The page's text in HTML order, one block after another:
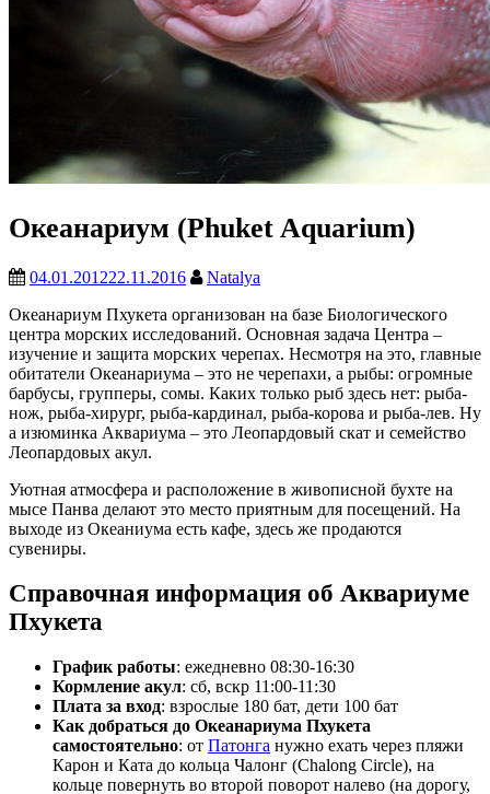
Океанариум (Phuket Aquarium)
04.01.201222.11.2016
Natalya
Океанариум Пхукета организован на базе Биологического
центра морских исследований. Основная задача Центра –
изучение и защита морских черепах. Несмотря на это, главные
обитатели Океанариума – это не черепахи, а рыбы: огромные
барбусы, групперы, сомы. Каких только рыб здесь нет: рыба-
нож, рыба-хирург, рыба-кардинал, рыба-корова и рыба-лев. Ну
а изюминка Аквариума – это Леопардовый скат и семейство
Леопардовых акул.
Уютная атмосфера и расположение в живописной бухте на
мысе Панва делают это место приятным для посещений. На
выходе из Океаниума есть кафе, здесь же продаются
сувениры.
Справочная информация об Аквариуме
Пхукета
График работы: ежедневно 08:30-16:30
Кормление акул: сб, вскр 11:00-11:30
Плата за вход: взрослые 180 бат, дети 100 бат
Как добраться до Океанариума Пхукета
самостоятельно: от Патонга нужно ехать через пляжи
Карон и Ката до кольца Чалонг (Chalong Circle), на
кольце повернуть во второй поворот налево (на дорогу,